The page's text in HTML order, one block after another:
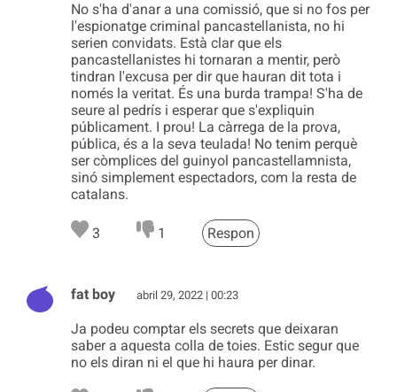
No s'ha d'anar a una comissió, que si no fos per
l'espionatge criminal pancastellanista, no hi
serien convidats. Està clar que els
pancastellanistes hi tornaran a mentir, però
tindran l'excusa per dir que hauran dit tota i
només la veritat. És una burda trampa! S'ha de
seure al pedrís i esperar que s'expliquin
públicament. I prou! La càrrega de la prova,
pública, és a la seva teulada! No tenim perquè
ser còmplices del guinyol pancastellamnista,
sinó simplement espectadors, com la resta de
catalans.
3 1 Respon
fat boy abril 29, 2022 | 00:23
Ja podeu comptar els secrets que deixaran
saber a aquesta colla de toies. Estic segur que
no els diran ni el que hi haura per dinar.